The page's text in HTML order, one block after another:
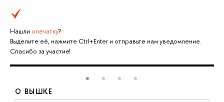
Нашли опечатку?
Выделите её, нажмите Ctrl+Enter и отправьте нам уведомление.
Спасибо за участие!
О ВЫШКЕ